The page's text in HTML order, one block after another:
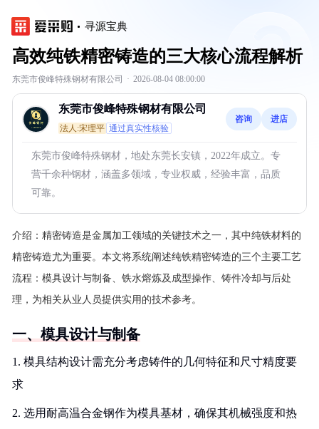
寻源宝典
高效纯铁精密铸造的三大核心流程解析
东莞市俊峰特殊钢材有限公司 · 2026-08-04 08:00:00
东莞市俊峰特殊钢材有限公司
法人:宋理平 通过真实性核验
咨询 进店
东莞市俊峰特殊钢材，地处东莞长安镇，2022年成立。专
营千余种钢材，涵盖多领域，专业权威，经验丰富，品质
可靠。
介绍： 精密铸造是金属加工领域的关键技术之一，其中纯铁材料的
精密铸造尤为重要。本文将系统阐述纯铁精密铸造的三个主要工艺
流程：模具设计与制备、铁水熔炼及成型操作、铸件冷却与后处
理，为相关从业人员提供实用的技术参考。
一、模具设计与制备
1. 模具结构设计需充分考虑铸件的几何特征和尺寸精度要
求
2. 选用耐高温合金钢作为模具基材，确保其机械强度和热